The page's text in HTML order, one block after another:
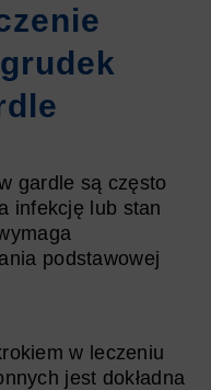
gardle są często
infekcję lub stan
podstawowej
w leczeniu
jest dokładna